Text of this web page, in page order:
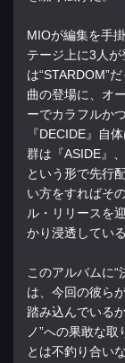
MIOが編集を手
テージ上に3人
は“STARDOM”
曲の登場に、オ
ーでカラフルか
『DECIDE』自
群は『ASIDE』
という形で先行
い方をすればそ
ル・リリースを
かり浸透してい
このアルバムに“
は、今回の彼ら
踏み込んでいる
ノ”への果敢な
とは不釣り合い